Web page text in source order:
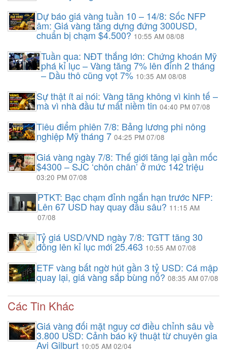
Dự báo giá vàng tuần 10 – 14/8: Sốc NFP
âm: Giá vàng tăng dựng đứng 300USD,
chuẩn bị chạm $4.500?10:55 AM 08/08
Tuần qua: NĐT thắng lớn: Chứng khoán Mỹ
phá kỉ lục – Vàng tăng 7% lên đỉnh 2 tháng
– Dầu thô cũng vọt 7% 10:35 AM 08/08
Sự thật ít ai nói: Vàng tăng không vì kinh tế –
mà vì nhà đầu tư mất niềm tin 04:40 PM 07/08
Tiêu điểm phiên 7/8: Bảng lương phi nông
nghiệp Mỹ tháng 7 04:25 PM 07/08
Giá vàng ngày 7/8: Thế giới tăng lại gần mốc
$4300 – SJC ‘chôn chân’ ở mức 142 triệu
03:20 PM 07/08
PTKT: Bạc chạm đỉnh ngắn hạn trước NFP:
Lên 67 USD hay quay đầu sâu? 11:15 AM
07/08
Tỷ giá USD/VND ngày 7/8: TGTT tăng 30
đồng lên kỉ lục mới 25.463 10:55 AM 07/08
ETF vàng bất ngờ hút gần 3 tỷ USD: Cá mập
quay lại, giá vàng sắp bùng nổ? 08:35 AM 07/08
Các Tin Khác
Giá vàng đối mặt nguy cơ điều chỉnh sâu về
3.800 USD: Cảnh báo kỹ thuật từ chuyên gia
Avi Gilburt 10:05 AM 02/04